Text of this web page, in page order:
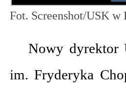
Fot. Screenshot/USK w
Nowy dyrektor
im. Fryderyka